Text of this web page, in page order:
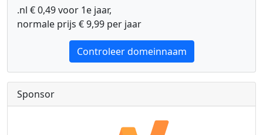
.nl € 0,49 voor 1e jaar,
normale prijs € 9,99 per jaar
Controleer domeinnaam
Sponsor